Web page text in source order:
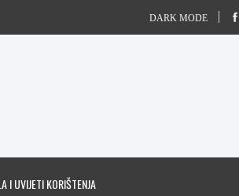
DARK MODE
I UVIJETI KORIŠTENJA